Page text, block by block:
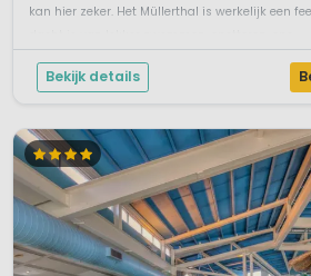
kan hier zeker. Het Müllerthal is werkelijk een
Bekijk details